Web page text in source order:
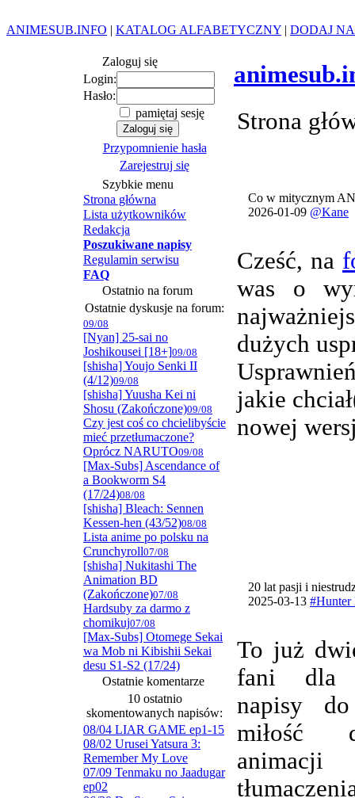
ANIMESUB.INFO | KATALOG ALFABETYCZNY | DODAJ
Zaloguj się
Login:
Hasło:
pamiętaj sesję
Przypomnienie hasła
Zarejestruj się
Szybkie menu
Strona główna
Lista użytkowników
Redakcja
Poszukiwane napisy
Regulamin serwisu
FAQ
Ostatnio na forum
Ostatnie dyskusje na forum:
09/08
[Nyan] 25-sai no
Joshikousei [18+]09/08
[shisha] Youjo Senki II
(4/12)09/08
[shisha] Yuusha Kei ni
Shosu (Zakończone)09/08
Czy jest coś co chcielibyście
mieć przetłumaczone?
Oprócz NARUTO09/08
[Max-Subs] Ascendance of
a Bookworm S4
(17/24)08/08
[shisha] Bleach: Sennen
Kessen-hen (43/52)08/08
Lista anime po polsku na
Crunchyroll07/08
[shisha] Nukitashi The
Animation BD
(Zakończone)07/08
Hardsuby za darmo z
chomikuj07/08
[Max-Subs] Otomege Sekai
wa Mob ni Kibishii Sekai
desu S1-S2 (17/24)
Ostatnie komentarze
10 ostatnio
skomentowanych napisów:
08/04 LIAR GAME ep1-15
08/02 Urusei Yatsura 3:
Remember My Love
07/09 Tenmaku no Jaadugar
ep02
Strona
Co w mitycznym
2026-01-09 @Kane
Cześć, na
was o
dużych
jakie
nowej
20 lat pasji i
2025-03-13
To już
fani dla
napisy
miłość